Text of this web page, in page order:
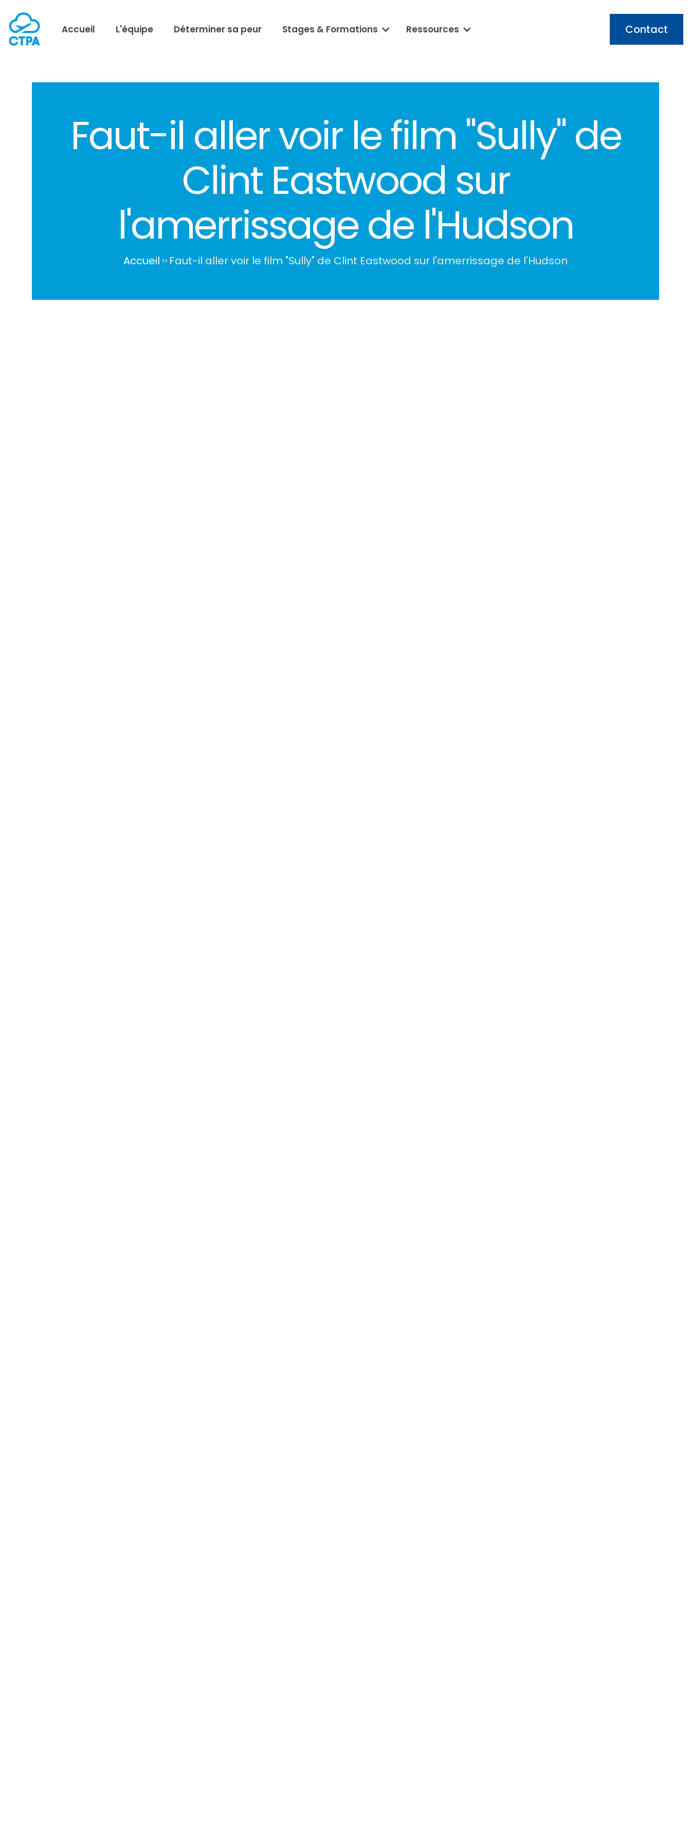
Accueil L'équipe Déterminer sa peur Stages & Formations Ressources Contact
Faut-il aller voir le film "Sully" de
Clint Eastwood sur
l'amerrissage de l'Hudson
Accueil >> Faut-il aller voir le film "Sully" de Clint Eastwood sur l'amerrissage de l'Hudson